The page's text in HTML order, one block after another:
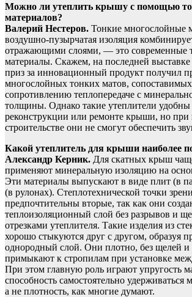
Можно ли утеплить крышу с помощью
материалов?
Валерий Нестеров. Тонкие многослойные
воздушно-пузырчатая изоляция
отражающими слоями, — это современные
материалы. Скажем, на последней
приз за инновационный продукт получил
многослойных тонких матов,
сопротивлению теплопередаче с
толщины. Однако такие утеплители
реконструкции или ремонте крыши, но при
строительстве они не смогут обеспечить
Какой утеплитель для крыши наиболее
Александр Керник. Для скатных крыш
применяют минеральную изоляцию на
Эти материалы выпускают в виде плит (в
(в рулонах). Степлотехнической точки
предпочтительны вторые, так как они
теплоизоляционный слой без разрывов и
отрезками утеплителя. Такие изделия из
хорошо стыкуются друг с другом, образуя
однородный слой. Они плотно, без щелей и
примыкают к стропилам при установке
При этом главную роль играют упругость
способность самостоятельно удерживаться
а не плотность, как многие думают.